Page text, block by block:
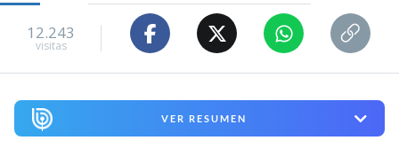
12.243
visitas
VER RESUMEN